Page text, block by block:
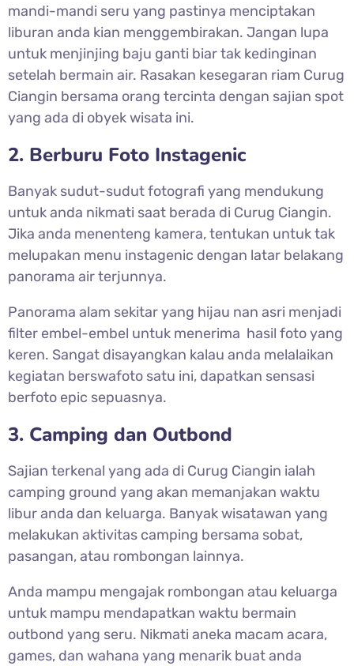
mandi-mandi seru yang pastinya menciptakan
liburan anda kian menggembirakan. Jangan lupa
untuk menjinjing baju ganti biar tak kedinginan
setelah bermain air. Rasakan kesegaran riam Curug
Ciangin bersama orang tercinta dengan sajian spot
yang ada di obyek wisata ini.
2. Berburu Foto Instagenic
Banyak sudut-sudut fotografi yang mendukung
untuk anda nikmati saat berada di Curug Ciangin.
Jika anda menenteng kamera, tentukan untuk tak
melupakan menu instagenic dengan latar belakang
panorama air terjunnya.
Panorama alam sekitar yang hijau nan asri menjadi
filter embel-embel untuk menerima hasil foto yang
keren. Sangat disayangkan kalau anda melalaikan
kegiatan berswafoto satu ini, dapatkan sensasi
berfoto epic sepuasnya.
3. Camping dan Outbond
Sajian terkenal yang ada di Curug Ciangin ialah
camping ground yang akan memanjakan waktu
libur anda dan keluarga. Banyak wisatawan yang
melakukan aktivitas camping bersama sobat,
pasangan, atau rombongan lainnya.
Anda mampu mengajak rombongan atau keluarga
untuk mampu mendapatkan waktu bermain
outbond yang seru. Nikmati aneka macam acara,
games, dan wahana yang menarik buat anda